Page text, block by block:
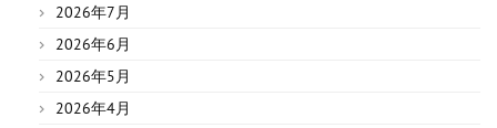
2026年7月
2026年6月
2026年5月
2026年4月